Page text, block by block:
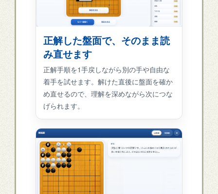
正解した盤面で、そのまま読
み直せます
正解手順を1手戻しながら別の手や自由な
着手を試せます。解けた直後に盤面を確か
め直せるので、理解を深めながら次につな
げられます。